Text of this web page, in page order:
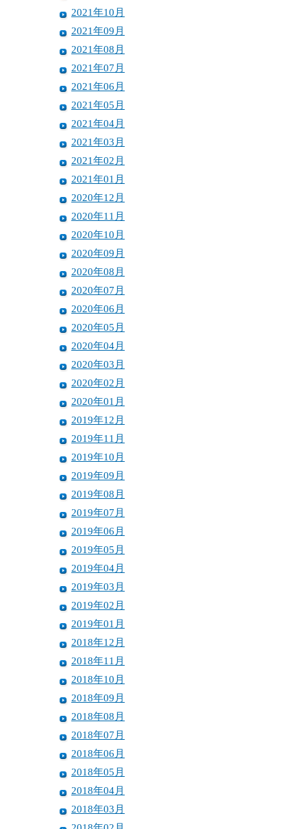
2021年10月
2021年09月
2021年08月
2021年07月
2021年06月
2021年05月
2021年04月
2021年03月
2021年02月
2021年01月
2020年12月
2020年11月
2020年10月
2020年09月
2020年08月
2020年07月
2020年06月
2020年05月
2020年04月
2020年03月
2020年02月
2020年01月
2019年12月
2019年11月
2019年10月
2019年09月
2019年08月
2019年07月
2019年06月
2019年05月
2019年04月
2019年03月
2019年02月
2019年01月
2018年12月
2018年11月
2018年10月
2018年09月
2018年08月
2018年07月
2018年06月
2018年05月
2018年04月
2018年03月